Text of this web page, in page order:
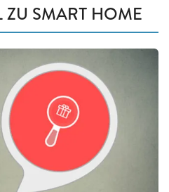
ZU SMART HOME